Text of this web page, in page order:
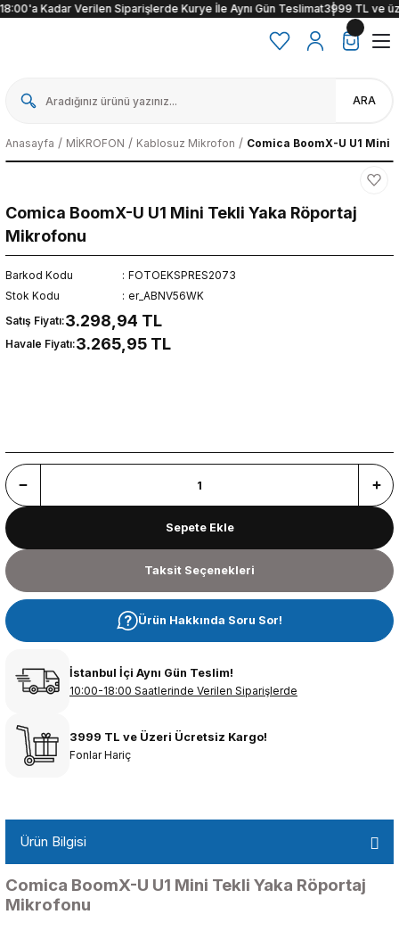
Kadar Verilen Siparişlerde Kurye İle Aynı Gün Teslimat3999 TL ve üzeri
ARA
Anasayfa MİKROFON Kablosuz Mikrofon Comica BoomX-U U1 Mini
Comica BoomX-U U1 Mini Tekli Yaka Röportaj
Mikrofonu
Barkod Kodu
FOTOEKSPRES2073
Stok Kodu
er_ABNV56WK
Satış Fiyatı:3.298,94 TL
Havale Fiyatı:3.265,95 TL
Sepete Ekle
Taksit Seçenekleri
Ürün Hakkında Soru Sor!
İstanbul İçi Aynı Gün Teslim!
10:00-18:00 Saatlerinde Verilen Siparişlerde
3999 TL ve Üzeri Ücretsiz Kargo!
Fonlar Hariç
Ürün Bilgisi
Comica BoomX-U U1 Mini Tekli Yaka Röportaj
Mikrofonu